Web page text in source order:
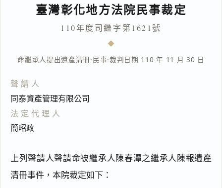
臺灣彰化地方法院民事裁定
110年度司繼字第1621號
命繼承人提出遺產清冊·民事·裁判日期 110 年 11 月 30 日
聲請人
同泰資產管理有限公司
法定代理人
簡昭政
上列聲請人聲請命被繼承人陳春潭之繼承人陳報遺產
清冊事件，本院裁定如下：